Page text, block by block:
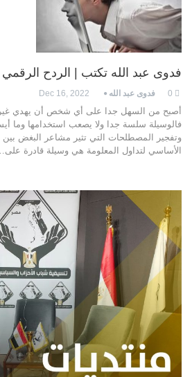
فدوى عبد الله تكتب | الردح الرقمي
فدوى عبد الله Dec 16, 2022
أصبح من السهل جدا على أي شخص أن يهدي غيره
فالوسيلة سلسة جدا ولا يصعب استخدامها وما
وتفجير المصطلحات التي تثير مشاعر البغض بين
الأساسي لتداول المعلومة هي وسيلة قادرة